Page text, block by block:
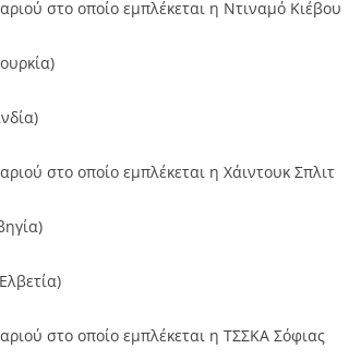
στο οποίο εμπλέκεται η Ντιναμό Κιέβου
στο οποίο εμπλέκεται η Χάιντουκ Σπλιτ
στο οποίο εμπλέκεται η ΤΣΣΚΑ Σόφιας